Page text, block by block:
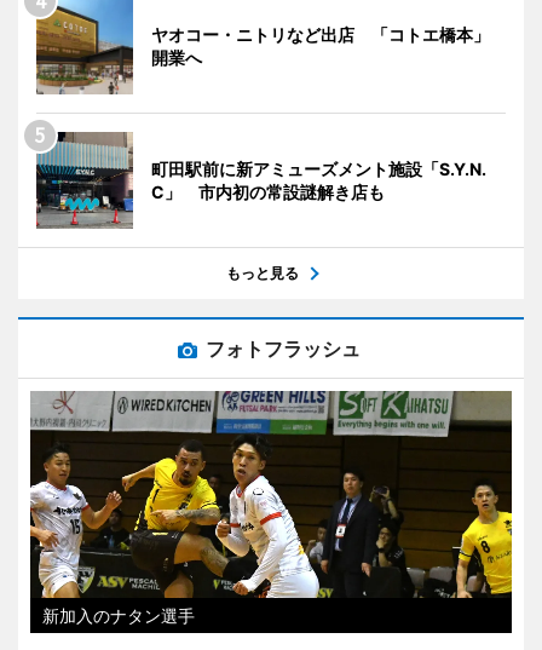
ヤオコー・ニトリなど出店 「コトエ橋本」
開業へ
町田駅前に新アミューズメント施設「S.Y.N.
C」 市内初の常設謎解き店も
もっと見る
フォトフラッシュ
新加入のナタン選手